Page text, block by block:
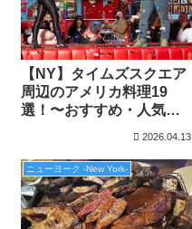
【NY】タイムズスクエア
周辺のアメリカ料理19
選！〜おすすめ・人気の
2026.04.13
ニューヨーク -New York-